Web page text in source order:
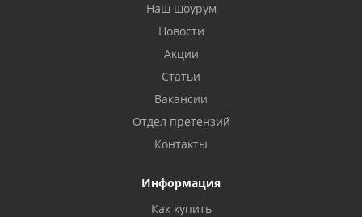
Наш шоурум
Новости
Акции
Статьи
Вакансии
Отдел претензий
Контакты
Информация
Как купить